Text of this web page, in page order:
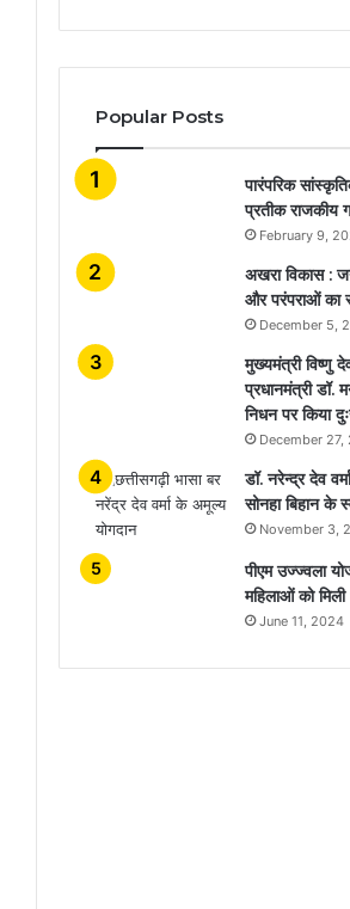
Popular Posts
​​​​​​​पारंपरिक
प्रतीक राजकीय
February 9,
अखरा विकास :
और परंपराओं का
December 5,
मुख्यमंत्री विष्णु
प्रधानमंत्री डॉ.
निधन पर किया
December 27,
डॉ. नरेन्द्र देव
सोनहा बिहान के
November 3,
पीएम उज्ज्वला
महिलाओं को
June 11, 2024